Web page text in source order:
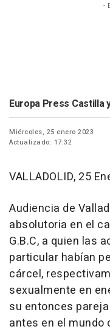
-
Europa Press Castilla
Miércoles, 25 enero 2023
Actualizado: 17:32
VALLADOLID, 25
Audiencia de
absolutoria en el
G.B.C, a quien las
particular habían
cárcel,
sexualmente en
su entonces
antes en el mundo